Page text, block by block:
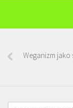
Weganizm